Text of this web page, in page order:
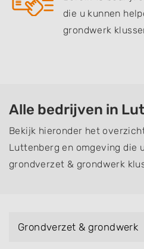
die u kunnen
grondwerk
Alle bedrijven in
Bekijk hieronder het
Luttenberg en omgeving die
grondverzet & grondwerk
Grondverzet & grondwerk